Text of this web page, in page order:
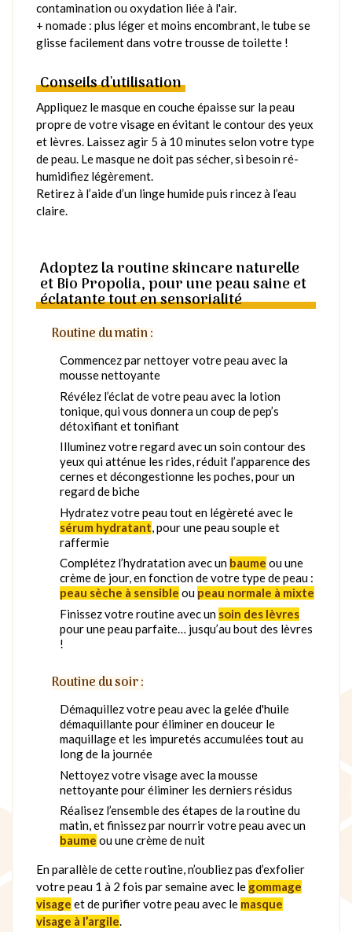
contamination ou oxydation liée à l'air.
+ nomade : plus léger et moins encombrant, le tube se
glisse facilement dans votre trousse de toilette !
Conseils d'utilisation
Appliquez le masque en couche épaisse sur la peau
propre de votre visage en évitant le contour des yeux
et lèvres. Laissez agir 5 à 10 minutes selon votre type
de peau. Le masque ne doit pas sécher, si besoin ré-
humidifiez légèrement.
Retirez à l’aide d’un linge humide puis rincez à l’eau
claire.
Adoptez la routine skincare naturelle
et Bio Propolia, pour une peau saine et
éclatante tout en sensorialité
Routine du matin :
Commencez par nettoyer votre peau avec la
mousse nettoyante
Révélez l’éclat de votre peau avec la lotion
tonique, qui vous donnera un coup de pep’s
détoxifiant et tonifiant
Illuminez votre regard avec un soin contour des
yeux qui atténue les rides, réduit l’apparence des
cernes et décongestionne les poches, pour un
regard de biche
Hydratez votre peau tout en légèreté avec le
sérum hydratant, pour une peau souple et
raffermie
Complétez l’hydratation avec un baume ou une
crème de jour, en fonction de votre type de peau :
peau sèche à sensible ou peau normale à mixte
Finissez votre routine avec un soin des lèvres
pour une peau parfaite… jusqu’au bout des lèvres
!
Routine du soir :
Démaquillez votre peau avec la gelée d'huile
démaquillante pour éliminer en douceur le
maquillage et les impuretés accumulées tout au
long de la journée
Nettoyez votre visage avec la mousse
nettoyante pour éliminer les derniers résidus
Réalisez l’ensemble des étapes de la routine du
matin, et finissez par nourrir votre peau avec un
baume ou une crème de nuit
En parallèle de cette routine, n’oubliez pas d’exfolier
votre peau 1 à 2 fois par semaine avec le gommage
visage et de purifier votre peau avec le masque
visage à l’argile.